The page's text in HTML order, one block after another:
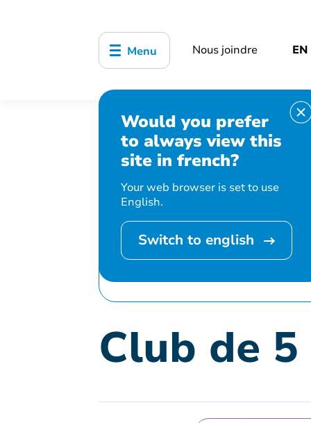
Menu Nous joindre EN
Would you prefer
to always view this
site in french?
Your web browser is set to use
English.
Switch to english
Accueil Bibliothèque, culture,
Club de 5 heures
Cet
Club de